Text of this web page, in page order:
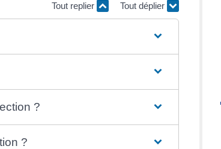
Tout replier Tout déplier
?
?